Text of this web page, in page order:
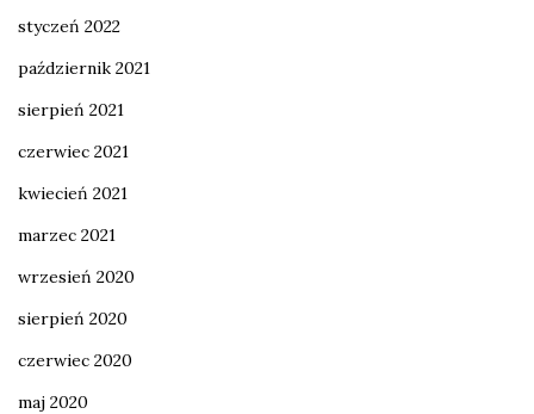
styczeń 2022
październik 2021
sierpień 2021
czerwiec 2021
kwiecień 2021
marzec 2021
wrzesień 2020
sierpień 2020
czerwiec 2020
maj 2020